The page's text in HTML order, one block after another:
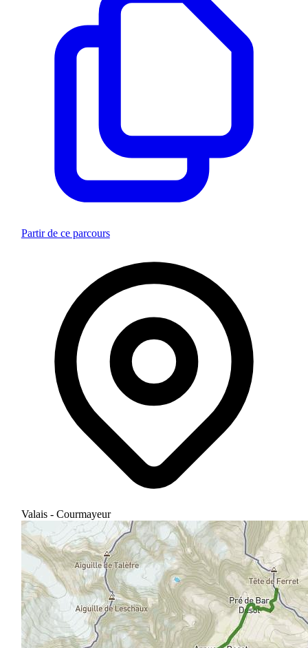
Partir de ce parcours
Valais - Courmayeur